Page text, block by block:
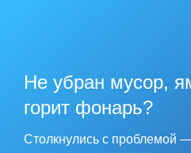
Не убран мусор,
горит фонарь?
Столкнулись с проблемой